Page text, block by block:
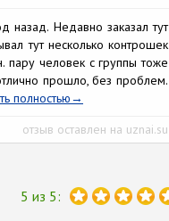
назад. Недавно заказал тут
тут несколько контрошек
человек с группы тоже
прошло, без проблем.
полностью
отзыв оставлен на uznai.su
5 из 5: